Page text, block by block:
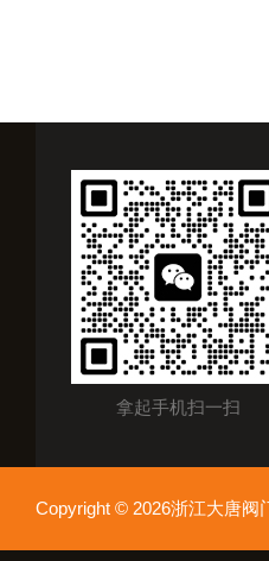
拿起手机扫一扫
Copyright © 2026浙江大唐